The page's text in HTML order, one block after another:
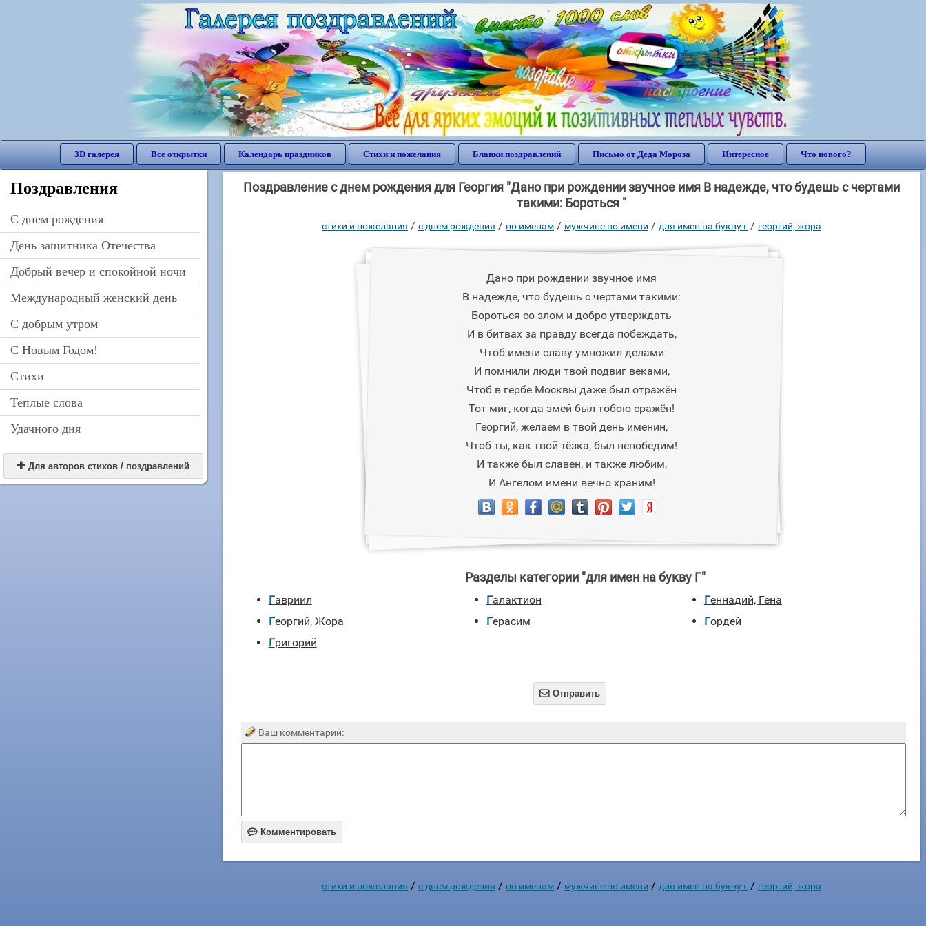
3D галерея Все открытки Календарь праздников Стихи и пожелания Бланки поздравлений Письмо от Деда Мороза Интересное Что нового?
Поздравления
C днем рождения
День защитника Отечества
Добрый вечер и спокойной ночи
Международный женский день
С добрым утром
С Новым Годом!
Стихи
Теплые слова
Удачного дня
 Для авторов стихов / поздравлений
Поздравление с днем рождения для Георгия "Дано при рождении звучное имя В надежде, что будешь с чертами
такими: Бороться "
стихи и пожелания / c днем рождения / по именам / мужчине по имени / для имен на букву г / георгий, жора
Дано при рождении звучное имя
В надежде, что будешь с чертами такими:
Бороться со злом и добро утверждать
И в битвах за правду всегда побеждать,
Чтоб имени славу умножил делами
И помнили люди твой подвиг веками,
Чтоб в гербе Москвы даже был отражён
Тот миг, когда змей был тобою сражён!
Георгий, желаем в твой день именин,
Чтоб ты, как твой тёзка, был непобедим!
И также был славен, и также любим,
И Ангелом имени вечно храним!
Разделы категории "для имен на букву Г"
Гавриил Галактион
Геннадий, Гена
Георгий, Жора
Герасим
Гордей
Григорий
 Отправить
Ваш комментарий:
 Комментировать
стихи и пожелания / c днем рождения / по именам / мужчине по имени / для имен на букву г / георгий, жора